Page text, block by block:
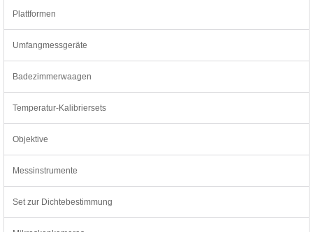
Plattformen
Umfangmessgeräte
Badezimmerwaagen
Temperatur-Kalibriersets
Objektive
Messinstrumente
Set zur Dichtebestimmung